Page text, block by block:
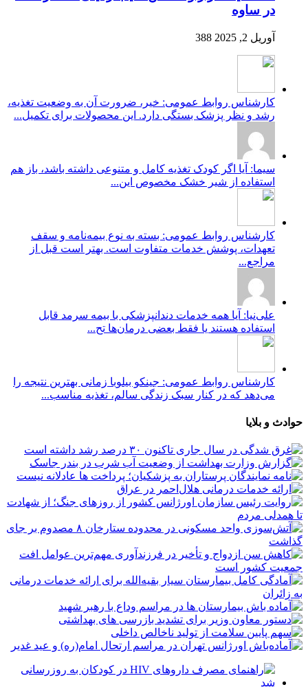
در ساوه
آوریل 2, 2025 388
کارشناس روابط عمومی: خیر، ضرورت آن به وضعیت تغذیه،
رشد و نظر پزشک بستگی دارد. این محصولات برای تکمیل...
سیما: آیا اگر کودک تغذیه کامل و متنوعی داشته باشد، باز هم
استفاده از شیر خشک مخصوص این...
کارشناس روابط عمومی: بسته به نوع بیمه‌نامه و سقف
تعهدات، پوشش خدمات متفاوت است. بهتر است قبل از
مراجع...
علی‌نیا: آیا همه خدمات دندانپزشکی با بیمه سرمد قابل
استفاده هستند یا فقط بعضی درمان‌ها تح...
کارشناس روابط عمومی: جینکو بیلوبا زمانی بهترین نتیجه را
می‌دهد که در کنار سبک زندگی سالم، تغذیه مناسب...
حوادث و بلایا